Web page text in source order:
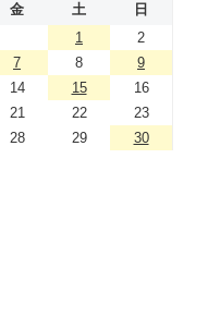
金 土
日
1
2
7 8
9
14 15
16
21 22
23
28 29 30